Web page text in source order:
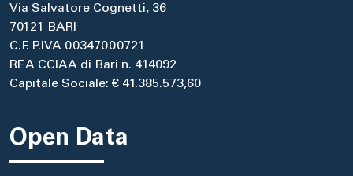
Via Salvatore Cognetti, 36
70121 BARI
C.F. P.IVA 00347000721
REA CCIAA di Bari n. 414092
Capitale Sociale: € 41.385.573,60
Open Data